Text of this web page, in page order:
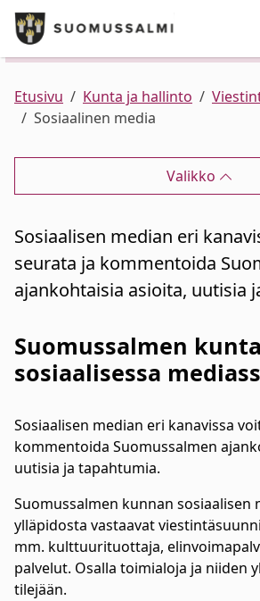
Siirry pääsisältöön
Puhelinluettelo/yhteystiedot
Palvelut
Ajankohtaista
Verkkokauppa
Kunta ja hallinto
Asuminen ja ympäristö
Elinvoima
Kulttuuri, vapaa-aika ja
Etusivu Kunta ja hallinto
Sosiaalinen media
Valikko
Sosiaalisen median eri
seurata ja kommentoida
ajankohtaisia asioita, uutisia
Suomussalmen kunta
sosiaalisessa
Sosiaalisen median eri kanavissa
kommentoida Suomussalmen
uutisia ja tapahtumia.
Suomussalmen kunnan sosiaalisen
ylläpidosta vastaavat
mm. kulttuurituottaja,
palvelut. Osalla toimialoja ja niiden
tilejään.